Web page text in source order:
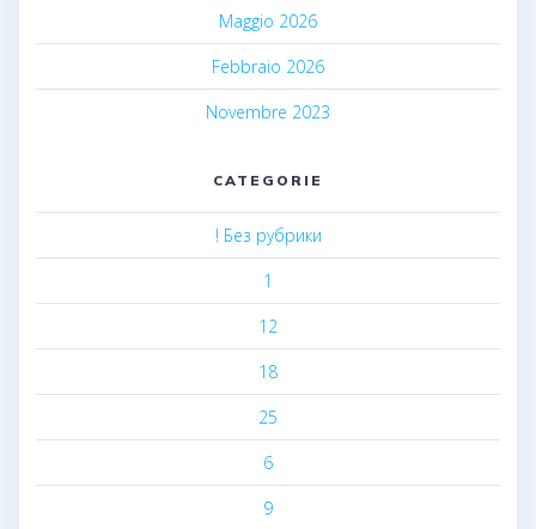
Maggio 2026
Febbraio 2026
Novembre 2023
CATEGORIE
! Без рубрики
1
12
18
25
6
9